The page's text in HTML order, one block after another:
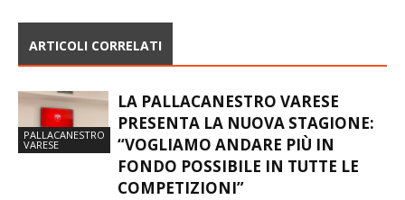
ARTICOLI CORRELATI
PALLACANESTRO
VARESE
LA PALLACANESTRO VARESE
PRESENTA LA NUOVA STAGIONE:
“VOGLIAMO ANDARE PIÙ IN
FONDO POSSIBILE IN TUTTE LE
COMPETIZIONI”